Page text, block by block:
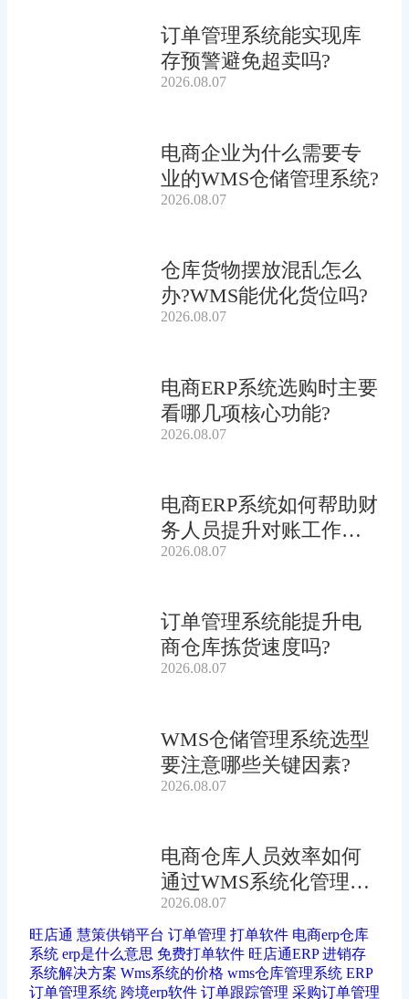
订单管理系统能实现库
存预警避免超卖吗?
2026.08.07
电商企业为什么需要专
业的WMS仓储管理系统?
2026.08.07
仓库货物摆放混乱怎么
办?WMS能优化货位吗?
2026.08.07
电商ERP系统选购时主要
看哪几项核心功能?
2026.08.07
电商ERP系统如何帮助财
务人员提升对账工作效
率?
2026.08.07
订单管理系统能提升电
商仓库拣货速度吗?
2026.08.07
WMS仓储管理系统选型
要注意哪些关键因素?
2026.08.07
电商仓库人员效率如何
通过WMS系统化管理提
升?
2026.08.07
旺店通 慧策供销平台 订单管理 打单软件 电商erp仓库
系统 erp是什么意思 免费打单软件 旺店通ERP 进销存
系统解决方案 Wms系统的价格 wms仓库管理系统 ERP
订单管理系统 跨境erp软件 订单跟踪管理 采购订单管理